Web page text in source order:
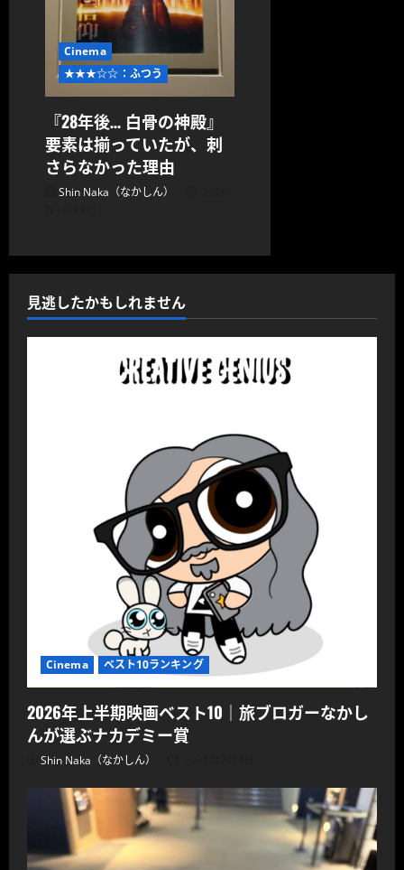
Cinema
★★★☆☆：ふつう
『28年後… 白骨の神殿』
要素は揃っていたが、刺
さらなかった理由
Shin Naka（なかしん）
見逃したかもしれません
Cinema ベスト10ランキング
2026年上半期映画ベスト10｜旅ブロガーなかし
んが選ぶナカデミー賞
Shin Naka（なかしん）